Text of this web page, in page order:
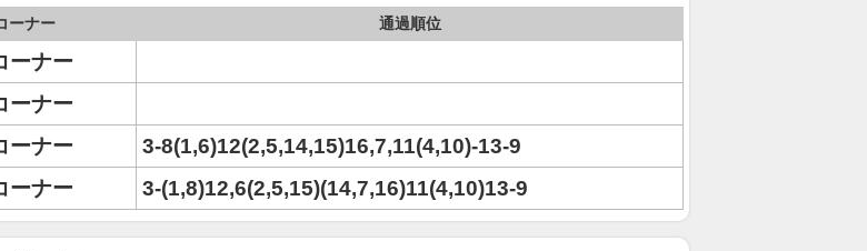
ーナー 通過順位
ーナー
ーナー
ーナー
3-8(1,6)12(2,5,14,15)16,7,11(4,10)-13-9
ーナー
3-(1,8)12,6(2,5,15)(14,7,16)11(4,10)13-9